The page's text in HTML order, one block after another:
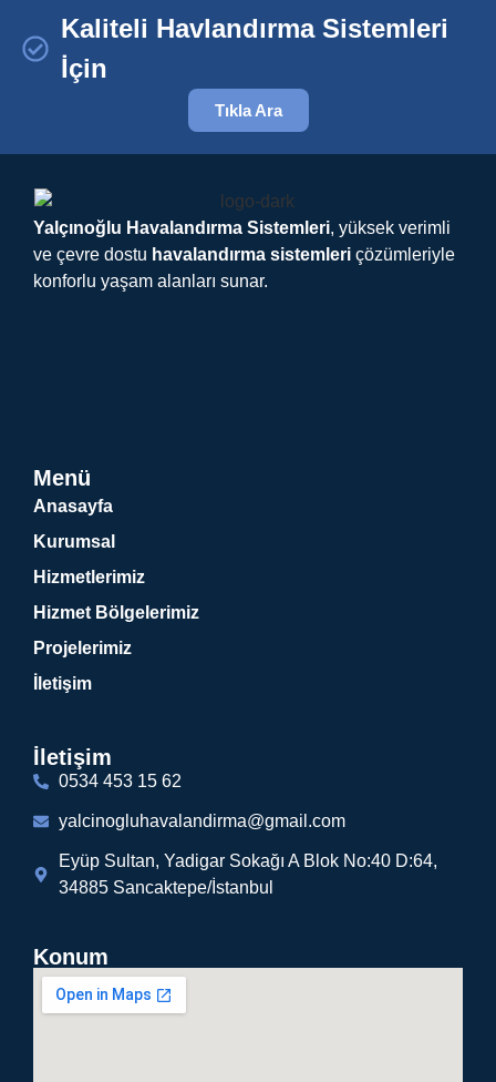
Kaliteli Havlandırma Sistemleri
İçin
Tıkla Ara
Yalçınoğlu Havalandırma Sistemleri, yüksek verimli
ve çevre dostu havalandırma sistemleri çözümleriyle
konforlu yaşam alanları sunar.
Menü
Anasayfa
Kurumsal
Hizmetlerimiz
Hizmet Bölgelerimiz
Projelerimiz
İletişim
İletişim
0534 453 15 62
yalcinogluhavalandirma@gmail.com
Eyüp Sultan, Yadigar Sokağı A Blok No:40 D:64,
34885 Sancaktepe/İstanbul
Konum